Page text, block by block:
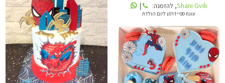
Shani Gvili, להזמנה: |
עוגת ספיידרמן ליום הולדת
MATOKMAOR
GALITCAKE